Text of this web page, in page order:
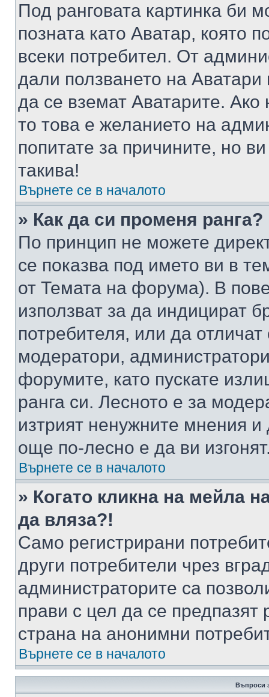
Под ранговата картинка би
позната като Аватар, която
всеки потребител. От
дали ползването на
да се вземат Аватарите.
то това е желанието на
попитате за причините, но
такива!
Върнете се в началото
» Как да си променя ранга?
По принцип не можете
се показва под името ви в
от Темата на форума). В
използват за да индицират
потребителя, или да
модератори,
форумите, като пускате
ранга си. Лесното е за
изтрият ненужните мнения
още по-лесно е да ви
Върнете се в началото
» Когато кликна на мейла
да вляза?!
Само регистрирани
други потребители чрез
администраторите са
прави с цел да се предпазят
страна на анонимни
Върнете се в началото
Въпроси